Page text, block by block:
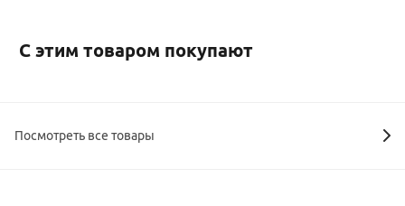
С этим товаром покупают
Посмотреть все товары